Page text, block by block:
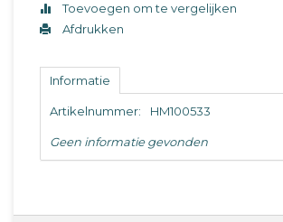
Toevoegen om te vergelijken
Afdrukken
Informatie
Artikelnummer: HM100533
Geen informatie gevonden